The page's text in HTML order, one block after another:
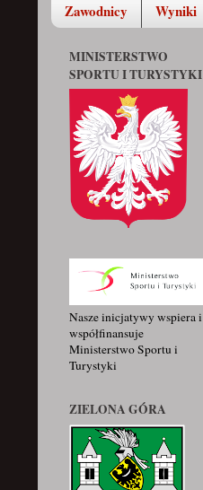
Zawodnicy
Wyniki
MINISTERSTWO
SPORTU I TURYSTYKI
Nasze inicjatywy wspiera i
współfinansuje
Ministerstwo Sportu i
Turystyki
ZIELONA GÓRA